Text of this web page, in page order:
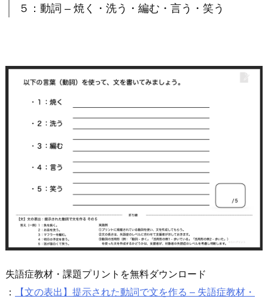
５：動詞 – 焼く・洗う・編む・言う・笑う
失語症教材・課題プリントを無料ダウンロード
：
【文の表出】提示された動詞で文を作る – 失語症教材・